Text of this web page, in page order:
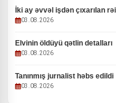
İki ay əvvəl işdən çıxarılan
03.08.2026
Elvinin öldüyü qətlin detalları
03.08.2026
Tanınmış jurnalist həbs edildi
03.08.2026